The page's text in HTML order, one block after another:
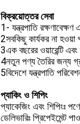
বিক্রয়োত্তর সেবা
1- যন্ত্রপাতি রক্ষণাবেক্ষণ
2সবকিছু কার্যকর না হওয়া
3এক বছরের ওয়ারেন্টি এবং
4নতুন পণ্য তৈরির জন্য
5বিদেশে যন্ত্রপাতি
প্যাকিং ও শিপিং
প্যাকেজিং এবং শিপিংঃ
ডেলিভারিঃ প্রিপেইমেন্ট